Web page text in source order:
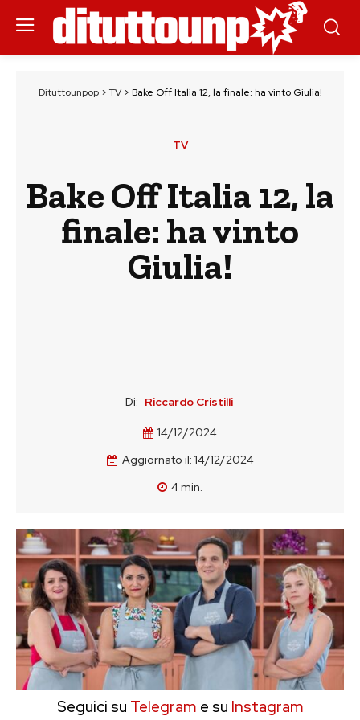
Dituttounpop> TV> Bake Off Italia 12, la finale: ha vinto Giulia!
TV
Bake Off Italia 12, la
finale: ha vinto
Giulia!
Di: Riccardo Cristilli
14/12/2024
Aggiornato il: 14/12/2024
4min.
Seguici su Telegram e su Instagram